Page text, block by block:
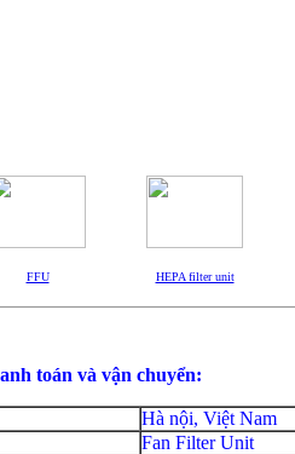
FFU HEPA filter unit
toán và vận chuyển:
Hà nội, Việt Nam
Fan Filter Unit